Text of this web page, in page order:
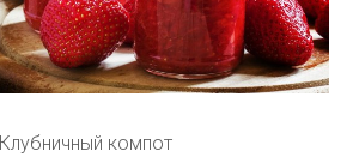
Клубничный компот